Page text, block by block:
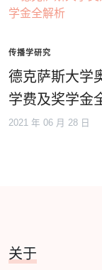
传播学研究
德克萨斯大学
学费及奖学金
2021 年 06 月 28 日
关于